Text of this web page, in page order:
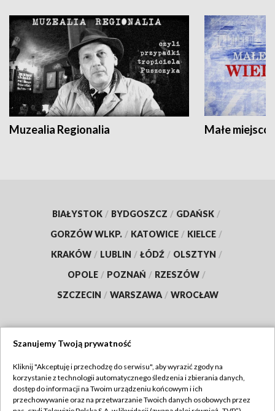
Muzealia Regionalia Małe
BIAŁYSTOK / BYDGOSZCZ / GDAŃSK /
GORZÓW WLKP. / KATOWICE / KIELCE /
KRAKÓW / LUBLIN / ŁÓDŹ / OLSZTYN /
OPOLE / POZNAŃ / RZESZÓW /
SZCZECIN / WARSZAWA / WROCŁAW
TVP
Abonament TVP
Regulamin TVP
Szanujemy Twoją prywatność
Kliknij "Akceptuję i przechodzę do serwisu", aby wyrazić zgody na
korzystanie z technologii automatycznego śledzenia i zbierania danych,
dostęp do informacji na Twoim urządzeniu końcowym i ich
przechowywanie oraz na przetwarzanie Twoich danych osobowych przez